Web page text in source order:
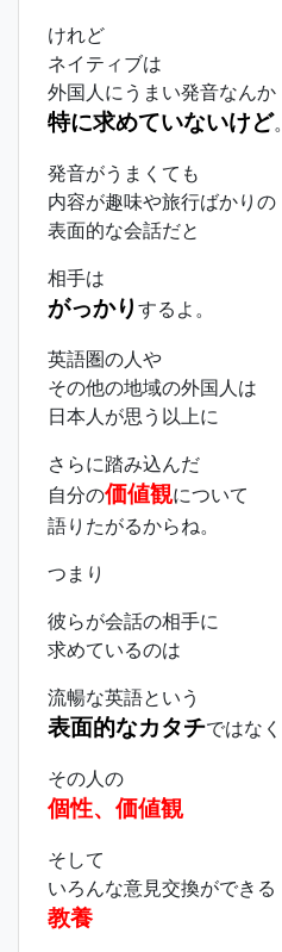
けれど
ネイティブは
外国人にうまい発音なんか
特に求めていないけど。
発音がうまくても
内容が趣味や旅行ばかりの
表面的な会話だと
相手は
がっかり するよ。
英語圏の人や
その他の地域の外国人は
日本人が思う以上に
さらに踏み込んだ
自分の価値観について
語りたがるからね。
つまり
彼らが会話の相手に
求めているのは
流暢な英語という
表面的なカタチではなく
その人の
個性、価値観
そして
いろんな意見交換ができる
教養